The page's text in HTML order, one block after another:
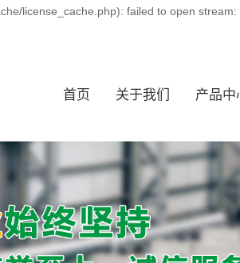
license_cache.php): failed to open
首页 关于我们 产品中